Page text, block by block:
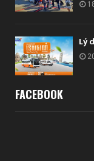
Lý
FACEBOOK